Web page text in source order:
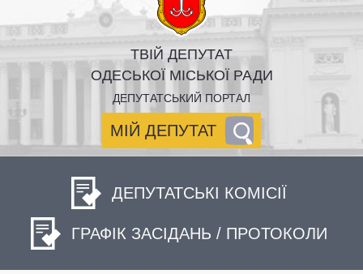
ТВІЙ ДЕПУТАТ
ОДЕСЬКОЇ МІСЬКОЇ РАДИ
ДЕПУТАТСЬКИЙ ПОРТАЛ
МІЙ ДЕПУТАТ
ДЕПУТАТСЬКІ КОМІСІЇ
ГРАФІК ЗАСІДАНЬ / ПРОТОКОЛИ